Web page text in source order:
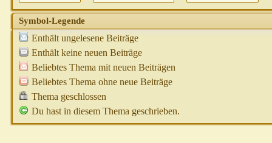
Symbol-Legende
Enthält ungelesene Beiträge
Enthält keine neuen Beiträge
Beliebtes Thema mit neuen Beiträgen
Beliebtes Thema ohne neue Beiträge
Thema geschlossen
Du hast in diesem Thema geschrieben.